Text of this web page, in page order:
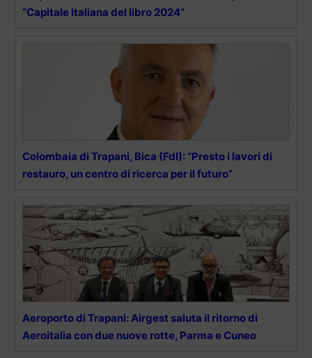
“Capitale italiana del libro 2024”
Colombaia di Trapani, Bica (FdI): “Presto i lavori di
restauro, un centro di ricerca per il futuro”
Aeroporto di Trapani: Airgest saluta il ritorno di
Aeroitalia con due nuove rotte, Parma e Cuneo